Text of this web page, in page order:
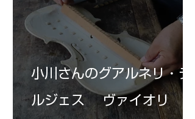
小川さんのグアルネリ・デ
ルジェス ヴァイオリ